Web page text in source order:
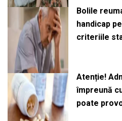
Bolile
handicap
criteriile
Atenție!
împreună
poate